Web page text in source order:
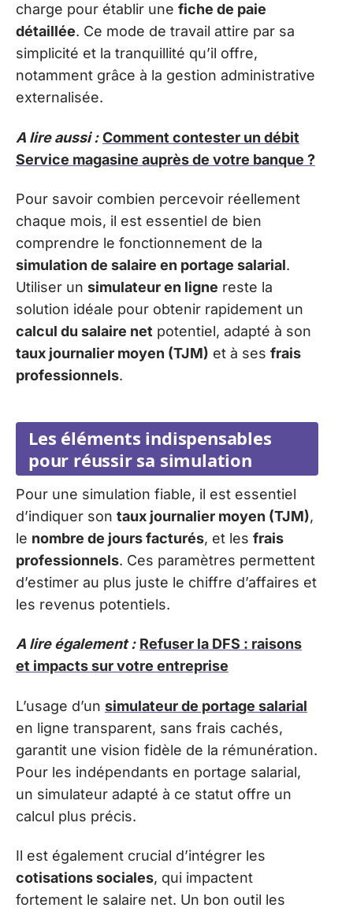
charge pour établir une fiche de paie
détaillée. Ce mode de travail attire par sa
simplicité et la tranquillité qu’il offre,
notamment grâce à la gestion administrative
externalisée.
A lire aussi : Comment contester un débit
Service magasine auprès de votre banque ?
Pour savoir combien percevoir réellement
chaque mois, il est essentiel de bien
comprendre le fonctionnement de la
simulation de salaire en portage salarial.
Utiliser un simulateur en ligne reste la
solution idéale pour obtenir rapidement un
calcul du salaire net potentiel, adapté à son
taux journalier moyen (TJM) et à ses frais
professionnels.
Les éléments indispensables
pour réussir sa simulation
Pour une simulation fiable, il est essentiel
d’indiquer son taux journalier moyen (TJM),
le nombre de jours facturés, et les frais
professionnels. Ces paramètres permettent
d’estimer au plus juste le chiffre d’affaires et
les revenus potentiels.
A lire également : Refuser la DFS : raisons
et impacts sur votre entreprise
L’usage d’un simulateur de portage salarial
en ligne transparent, sans frais cachés,
garantit une vision fidèle de la rémunération.
Pour les indépendants en portage salarial,
un simulateur adapté à ce statut offre un
calcul plus précis.
Il est également crucial d’intégrer les
cotisations sociales, qui impactent
fortement le salaire net. Un bon outil les